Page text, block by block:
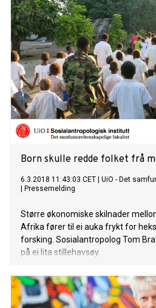
Born skulle redde folket frå
6.3.2018 11:43:03 CET
UiO - Det
Pressemelding
Større økonomiske skilnader
Afrika fører til ei auka frykt for
forsking. Sosialantropolog Tom
på ei lita stillehavsøy.